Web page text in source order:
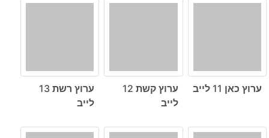
ערוץ כאן 11 לייב
ערוץ קשת 12
לייב
ערוץ רשת 13
לייב